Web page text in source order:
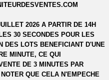
2026 A PARTIR DE 14H
30 SECONDES POUR LES
DES LOTS BENEFICIANT D'UNE
MINUTE, CE QUI
DE 3 MINUTES PAR
QUE CELA N'EMPECHE